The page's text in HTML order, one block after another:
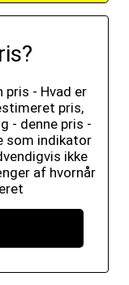
pris - Hvad er
pris,
- denne pris -
som indikator
ikke
af hvornår